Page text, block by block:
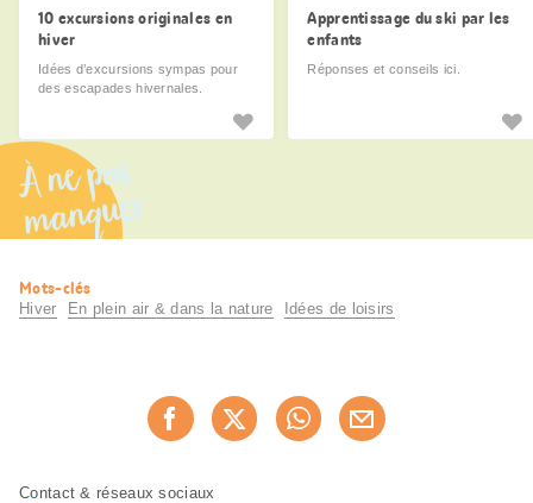
10 excursions originales en
hiver
Idées d’excursions sympas pour
des escapades hivernales.
Apprentissage du ski par les
enfants
Réponses et conseils ici.
À ne pas
manquer
Informations
utiles
Mots-clés
Hiver En plein air & dans la nature Idées de loisirs
Recommander maintenant
Pied
Navigation
Contact & réseaux sociaux